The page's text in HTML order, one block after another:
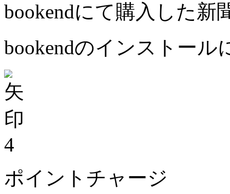
bookendにて購入した新
bookendのインストール
4
ポイントチャージ